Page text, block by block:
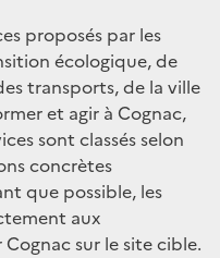
proposés par les
écologique, de
transports, de la ville
et agir à Cognac,
sont classés selon
concrètes
que possible, les
aux
sur le site cible.